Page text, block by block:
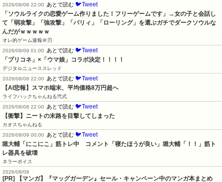
2026/08/08 22:00
あとで読む 🐦Tweet
「ソウルライクの恋愛ゲーム作りました！フリーゲームです」→女の子と会話し
て「弱攻撃」「強攻撃」「パリィ」「ローリング」を選ぶガチでダークソウルな
んだがｗｗｗｗｗ
オレ的ゲーム速報＠刃
2026/08/09 01:00
あとで読む 🐦Tweet
「プリコネ」×「ウマ娘」コラボ決定！！！！
デジタルニューススレッド
2026/08/08 22:00
あとで読む 🐦Tweet
【AI悲報】スマホ端末、平均価格8万円超へ
ライフハックちゃんねる弐式
2026/08/08 22:00
あとで読む 🐦Tweet
【衝撃】ニートの末路を目撃してしまった
カオスちゃんねる
2026/08/09 00:00
あとで読む 🐦Tweet
堀大輔「にこにこ」筋トレ中　コメント「寝たほうが良い」堀大輔「！！」筋ト
レ器具を破壊
ネラーボイス
2026/08/09
[PR] 【マンガ】『マッグガーデン』セール・キャンペーン中のマンガ本まとめ